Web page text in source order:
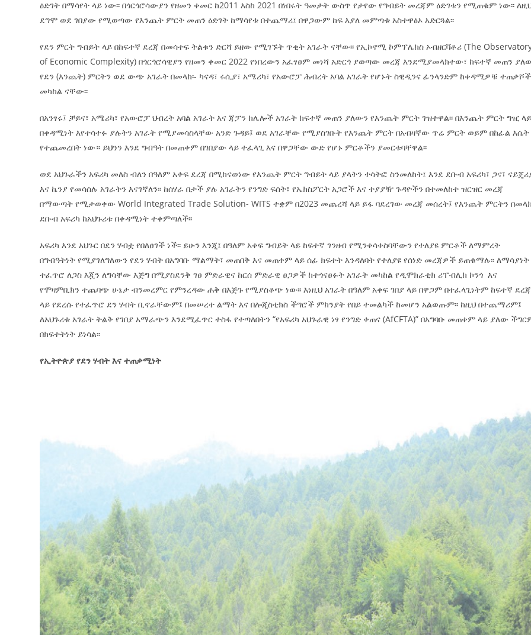
ብልፅግና ፓርቲ የምርጫ ውክልናውን ወደ
ተጨባጭ የልማት ስኬቶች ለመቀየር እየሰራ ነው
August 7, 2026
ኢትዮጵያ የቀጣናውን ኢኮኖሚያዊ ገጽታ በአዲስ
መልኩ እየቀረጸች ነው-ፈርስት ፖስት
August 7, 2026
2ኛው የአዲስ ሚዲያ ኔትዎርክ አመራሮች እና
ሠራተኞች ስፖርት ፌስቲቫል በቴሌቪዥን ዘርፍ
አሸናፊነት ተጠናቀቀ
July 30, 2026
አዲስ ሚዲያ ኔትዎርክ በይዘት ስራዎቹ
ሃላፊነቱን እየተወጣ ይገኛል
AmnAdmin October 17, 2025
ዕድገት በማሳየት ላይ ነው፡፡ በጎርጎሮሳውያን የዘመን ቀመር ከ2011 እስከ 2021 በነበሩት ዓመታት ውስጥ የታየው የግብይት መረጃም ዕድገቱን የሚጠቁም ነው፡፡
ደግሞ ወደ ገበያው የሚወጣው የእንጨት ምርት መጠን ዕድገት ከማሳየቱ በተጨማሪ፤ በዋጋውም ከፍ እያለ መምጣቱ አስተዋፅኦ አድርጓል፡፡
የደን ምርት ግብይት ላይ በከፍተኛ ደረጃ በመሳተፍ ትልቁን ድርሻ ይዘው የሚገኙት ጥቂት አገራት ናቸው፡፡ የኢኮኖሚ ኮምፕሌክስ ኦብዘርቫቶሪ (The
of Economic Complexity) በጎርጎሮሳዊያን የዘመን ቀመር 2022 የነበረውን አፈፃፀም መነሻ አድርጎ ያወጣው መረጃ እንደሚያመላክተው፣ ከፍተኛ መጠን
የደን (እንጨት) ምርትን ወደ ውጭ አገራት በመላክ፡- ካናዳ፣ ሩሲያ፣ አሜሪካ፣ የአውሮፓ ሕብረት አባል አገራት የሆኑት ስዊዲንና ፊንላንድም ከቀዳሚዎቹ ተጠቃሾች
መካከል ናቸው፡፡
በአንፃሩ፤ ቻይና፣ አሜሪካ፣ የአውሮፓ ህብረት አባል አገራት እና ጃፓን ከሌሎች አገራት ከፍተኛ መጠን ያለውን የእንጨት ምርት ገዝተዋል፡፡ በእንጨት ምርት ግዢ
በቀዳሚነት እየተሳተፉ ያሉትን አገራት የሚያመሳስላቸው አንድ ጉዳይ፤ ወደ አገራቸው የሚያስገቡት የእንጨት ምርት በአብዛኛው ጥሬ ምርት ወይም በከፊል እሴት
የተጨመረበት ነው። ይህንን እንደ ግብዓት በመጠቀም በገበያው ላይ ተፈላጊ እና በዋጋቸው ውድ የሆኑ ምርቶችን ያመርቱባቸዋል፡፡
ወደ አህጉራችን አፍሪካ መለስ ብለን በዓለም አቀፍ ደረጃ በሚከናወነው የእንጨት ምርት ግብይት ላይ ያላትን ተሳትፎ ስንመለከት፤ እንደ ደቡብ አፍሪካ፣ ጋና፣
እና ኬንያ የመሳሰሉ አገራትን እናገኛለን፡፡ ከሰሃራ በታች ያሉ አገራትን የንግድ ፍሰት፣ የኤክስፖርት አጋሮች እና ተያያዥ ጉዳዮችን በተመለከተ ዝርዝር መረጃ
በማውጣት የሚታወቀው World Integrated Trade Solution- WITS ተቋም በ2023 መጨረሻ ላይ ይፋ ባደረገው መረጃ መሰረት፤ የእንጨት ምርትን
ደቡብ አፍሪካ ከአህጉሪቱ በቀዳሚነት ተቀምጣለች፡፡
አፍሪካ እንደ አህጉር በደን ሃብቷ የበለፀገች ነች፡፡ ይሁን እንጂ፤ በዓለም አቀፍ ግብይት ላይ ከፍተኛ ገንዘብ የሚንቀሳቀስባቸውን የተለያዩ ምርቶች ለማምረት
በግብዓትነት የሚያገለግለውን የደን ሃብት በአግባቡ ማልማት፣ መጠበቅ እና መጠቀም ላይ ሰፊ ክፍተት እንዳለባት የተለያዩ የሰነድ መረጃዎች ይጠቁማሉ፡፡ ለማሳያነት
ተፈጥሮ ለጋስ እጇን ለግሳቸው እጅግ በሚያስደንቅ ገፀ ምድራዊና ከርሰ ምድራዊ ፀጋዎች ከተጎናፀፉት አገራት መካከል የዲሞክራቲክ ሪፐብሊክ ኮንጎ እና
የሞዛምቢክን ተጨባጭ ሁኔታ ብንመረምር የምንረዳው ሐቅ በእጅጉ የሚያስቆጭ ነው፡፡ እነዚህ አገራት በዓለም አቀፍ ገበያ ላይ በዋጋም በተፈላጊነትም ከፍተኛ ደረጃ
ላይ የደረሱ የተፈጥሮ ደን ሃብት ቢኖራቸውም፤ በመሠረተ ልማት እና በሎጂስቲክስ ችግሮች ምክንያት የበይ ተመልካች ከመሆን አልወጡም፡፡ ከዚህ በተጨማሪም፤
ለአህጉሪቱ አገራት ትልቅ የገበያ አማራጭን እንደሚፈጥር ተስፋ የተጣለበትን “የአፍሪካ አህጉራዊ ነፃ የንግድ ቀጠና (AfCFTA)” በአግባቡ መጠቀም ላይ ያለው
በክፍተትነት ይነሳል፡፡
የኢትዮጵያ የደን ሃብት እና ተጠቃሚነት